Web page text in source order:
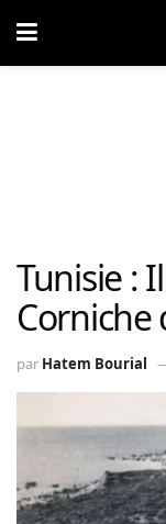
Tunisie :
Corniche
par Hatem Bourial